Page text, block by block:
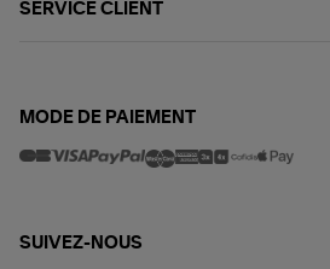
SERVICE CLIENT
MODE DE PAIEMENT
SUIVEZ-NOUS